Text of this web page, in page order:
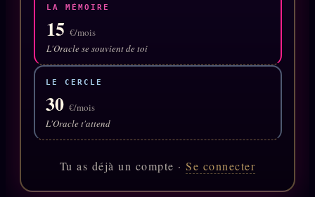
Audit Social
LIVRES
KÉTAMINE
BRAQUAGE
SUSPECTE2022
Compte Suspendu2024
Les Limites2025
LA MÉMOIRE
15 €/mois
L'Oracle se souvient de toi
LE CERCLE
30 €/mois
L'Oracle t'attend
Tu as déjà un compte ·Se connecter